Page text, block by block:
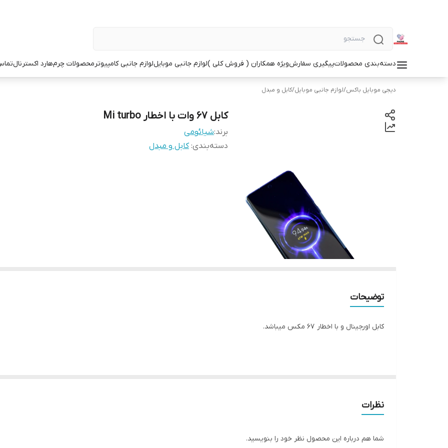
دسته‌بندی محصولاتپیگیری سفارشویژه همکاران ( فروش کلی )لوازم جانبی موبایللوازم جانبی کامپیوترمحصولات چرمهارد اکسترنال
دیجی موبایل باکس/لوازم جانبی موبایل/کابل و مبدل
کابل 67 وات با اخطار Mi turbo
برند:شیائومی
دسته‌بندی:کابل و مبدل
توضیحات
کابل اورجینال و با اخطار 67 مکس میباشد.
نظرات
شما هم درباره این محصول نظر خود را بنویسید.